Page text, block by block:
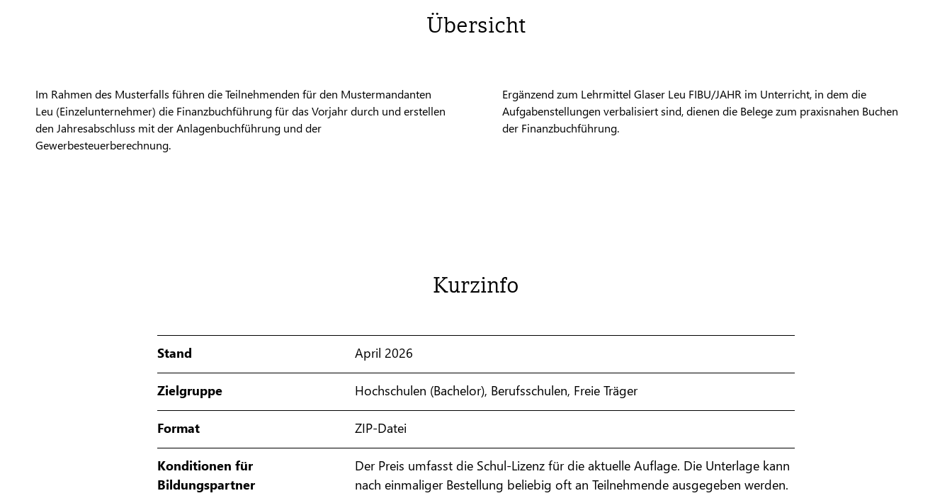
Übersicht
Im Rahmen des Musterfalls führen die Teilnehmenden für den Mustermandanten
Leu (Einzelunternehmer) die Finanzbuchführung für das Vorjahr durch und erstellen
den Jahresabschluss mit der Anlagenbuchführung und der
Gewerbesteuerberechnung.
Ergänzend zum Lehrmittel Glaser Leu FIBU/JAHR im Unterricht, in dem die
Aufgabenstellungen verbalisiert sind, dienen die Belege zum praxisnahen Buchen
der Finanzbuchführung.
Kurzinfo
Stand April 2026
Zielgruppe Hochschulen (Bachelor), Berufsschulen, Freie Träger
Format ZIP-Datei
Konditionen für
Bildungspartner
Der Preis umfasst die Schul-Lizenz für die aktuelle Auflage. Die Unterlage kann
nach einmaliger Bestellung beliebig oft an Teilnehmende ausgegeben werden.